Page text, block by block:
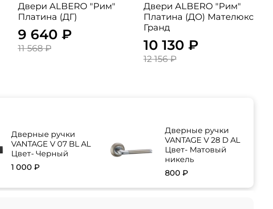
Двери ALBERO "Рим"
Платина (ДГ)
9 640 ₽
11 568 ₽
Двери ALBERO "Рим"
Платина (ДО) Мателюкс
Гранд
10 130 ₽
12 156 ₽
Дверные ручки
VANTAGE V 07 BL AL
Цвет- Черный
1 000 ₽
Дверные ручки
VANTAGE V 28 D AL
Цвет- Матовый
никель
800 ₽